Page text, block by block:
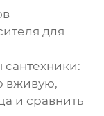
для
вживую,
и сравнить